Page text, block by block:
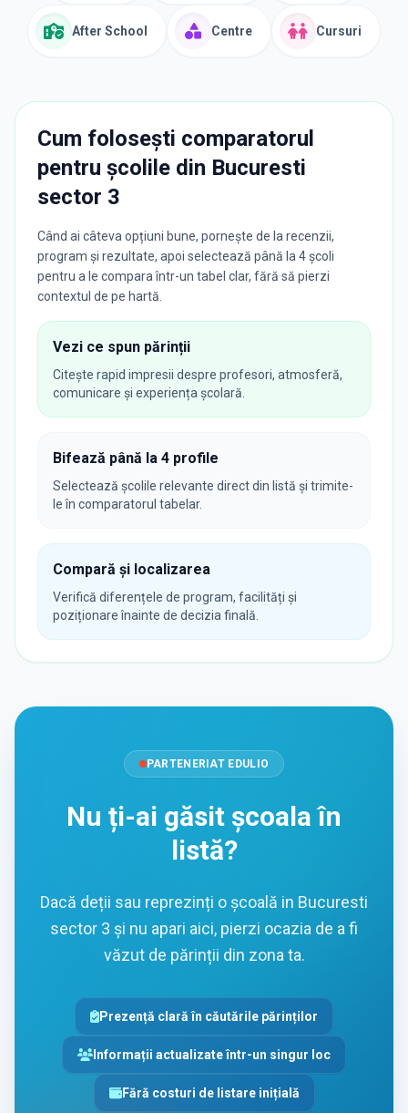
After School Centre Cursuri
Cum folosești comparatorul
pentru școlile din Bucuresti
sector 3
Când ai câteva opțiuni bune, pornește de la recenzii,
program și rezultate, apoi selectează până la 4 școli
pentru a le compara într-un tabel clar, fără să pierzi
contextul de pe hartă.
Vezi ce spun părinții
Citește rapid impresii despre profesori, atmosferă,
comunicare și experiența școlară.
Bifează până la 4 profile
Selectează școlile relevante direct din listă și trimite-
le în comparatorul tabelar.
Compară și localizarea
Verifică diferențele de program, facilități și
poziționare înainte de decizia finală.
PARTENERIAT EDULIO
Nu ți-ai găsit școala în
listă?
Dacă deții sau reprezinți o școală in Bucuresti
sector 3 și nu apari aici, pierzi ocazia de a fi
văzut de părinții din zona ta.
Prezență clară în căutările părinților
Informații actualizate într-un singur loc
Fără costuri de listare inițială